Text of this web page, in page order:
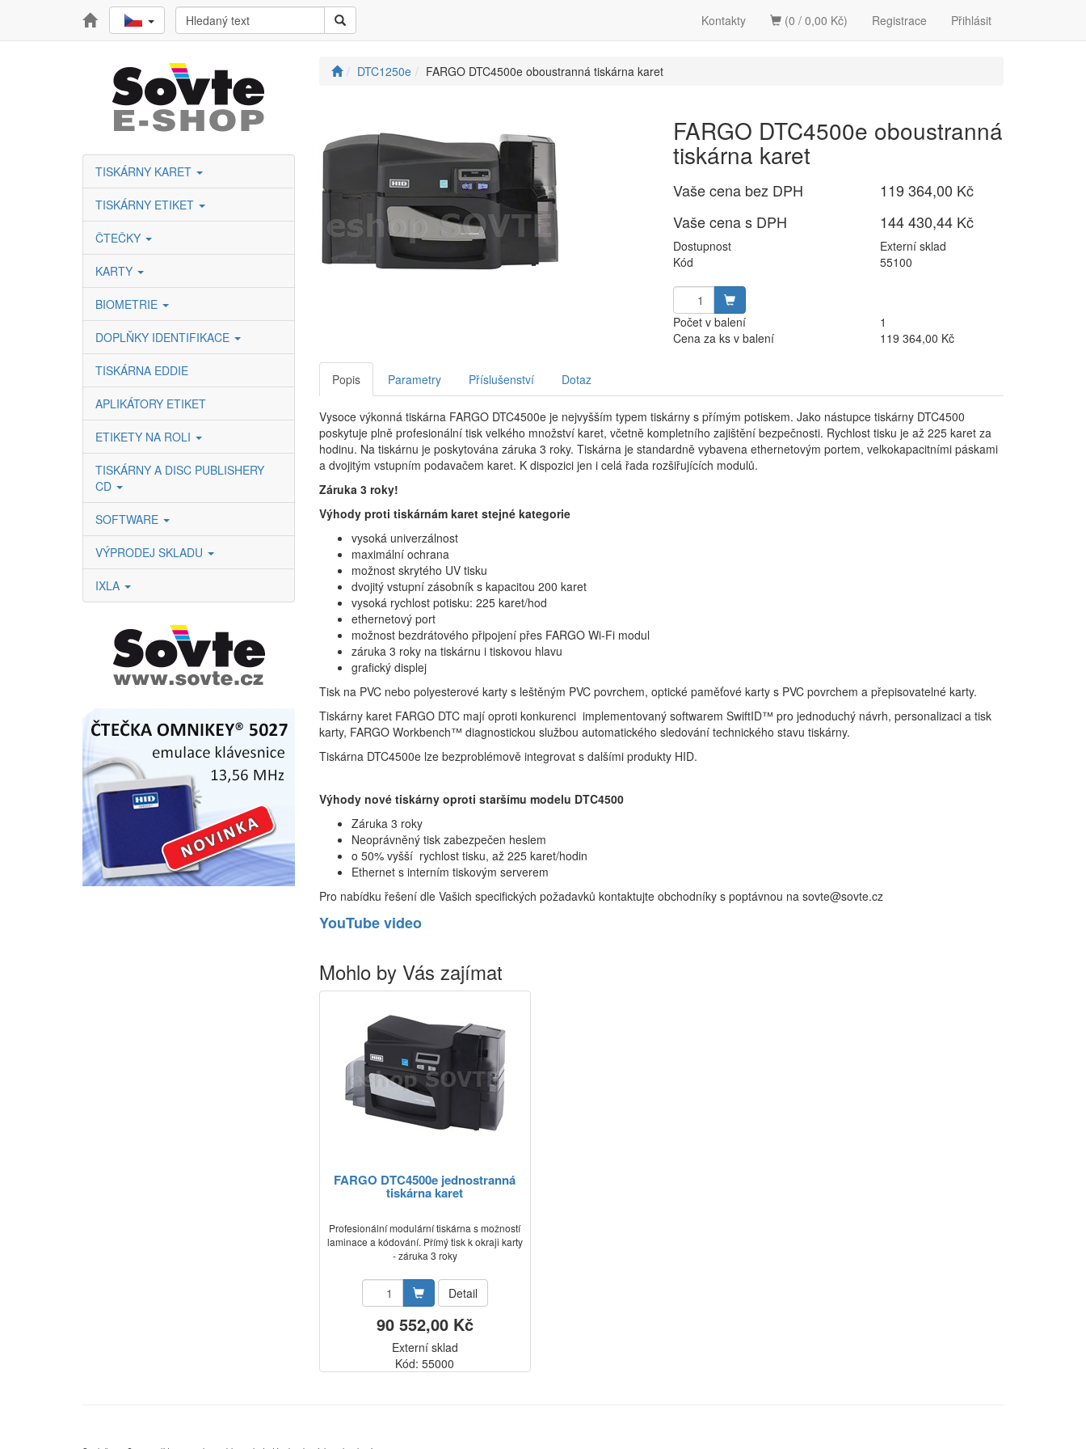
Registrace Přihlásit
Kontakty (0 / 0,00 Kč)
TISKÁRNY KARET
TISKÁRNY ETIKET
ČTEČKY
KARTY
BIOMETRIE
DOPLŇKY IDENTIFIKACE
TISKÁRNA EDDIE
APLIKÁTORY ETIKET
ETIKETY NA ROLI
TISKÁRNY A DISC PUBLISHERY
CD
SOFTWARE
VÝPRODEJ SKLADU
IXLA
DTC1250e FARGO DTC4500e oboustranná tiskárna karet
FARGO DTC4500e oboustranná
tiskárna karet
Vaše cena bez DPH
119 364,00 Kč
Vaše cena s DPH
144 430,44 Kč
Dostupnost
Externí sklad
Kód
55100
Počet v balení
1
Cena za ks v balení
119 364,00 Kč
Popis Parametry Příslušenství Dotaz
Vysoce výkonná tiskárna FARGO DTC4500e je nejvyšším typem tiskárny s přímým potiskem. Jako nástupce tiskárny DTC4500
poskytuje plně profesionální tisk velkého množství karet, včetně kompletního zajištění bezpečnosti. Rychlost tisku je až 225 karet za
hodinu. Na tiskárnu je poskytována záruka 3 roky. Tiskárna je standardně vybavena ethernetovým portem, velkokapacitními páskami
a dvojitým vstupním podavačem karet. K dispozici jen i celá řada rozšiřujících modulů.
Záruka 3 roky!
Výhody proti tiskárnám karet stejné kategorie
vysoká univerzálnost
maximální ochrana
možnost skrytého UV tisku
dvojitý vstupní zásobník s kapacitou 200 karet
vysoká rychlost potisku: 225 karet/hod
ethernetový port
možnost bezdrátového připojení přes FARGO Wi-Fi modul
záruka 3 roky na tiskárnu i tiskovou hlavu
grafický displej
Tisk na PVC nebo polyesterové karty s leštěným PVC povrchem, optické paměťové karty s PVC povrchem a přepisovatelné karty.
Tiskárny karet FARGO DTC mají oproti konkurenci implementovaný softwarem SwiftID™ pro jednoduchý návrh, personalizaci a tisk
karty, FARGO Workbench™ diagnostickou službou automatického sledování technického stavu tiskárny.
Tiskárna DTC4500e lze bezproblémově integrovat s dalšími produkty HID.
Výhody nové tiskárny oproti staršímu modelu DTC4500
Záruka 3 roky
Neoprávněný tisk zabezpečen heslem
o 50% vyšší rychlost tisku, až 225 karet/hodin
Ethernet s interním tiskovým serverem
Pro nabídku řešení dle Vašich specifických požadavků kontaktujte obchodníky s poptávnou na sovte@sovte.cz
YouTube video
Mohlo by Vás zajímat
FARGO DTC4500e jednostranná
tiskárna karet
Profesionální modulární tiskárna s možností
laminace a kódování. Přímý tisk k okraji karty
- záruka 3 roky
Detail
90 552,00 Kč
Externí sklad
Kód: 55000